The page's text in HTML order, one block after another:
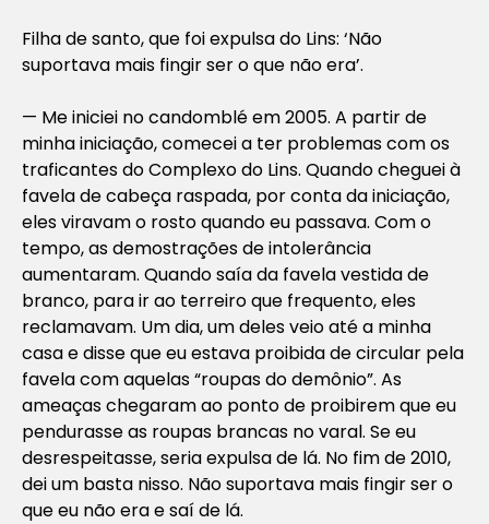
Filha de santo, que foi expulsa do Lins: ‘Não
suportava mais fingir ser o que não era’.
— Me iniciei no candomblé em 2005. A partir de
minha iniciação, comecei a ter problemas com os
traficantes do Complexo do Lins. Quando cheguei à
favela de cabeça raspada, por conta da iniciação,
eles viravam o rosto quando eu passava. Com o
tempo, as demostrações de intolerância
aumentaram. Quando saía da favela vestida de
branco, para ir ao terreiro que frequento, eles
reclamavam. Um dia, um deles veio até a minha
casa e disse que eu estava proibida de circular pela
favela com aquelas “roupas do demônio”. As
ameaças chegaram ao ponto de proibirem que eu
pendurasse as roupas brancas no varal. Se eu
desrespeitasse, seria expulsa de lá. No fim de 2010,
dei um basta nisso. Não suportava mais fingir ser o
que eu não era e saí de lá.